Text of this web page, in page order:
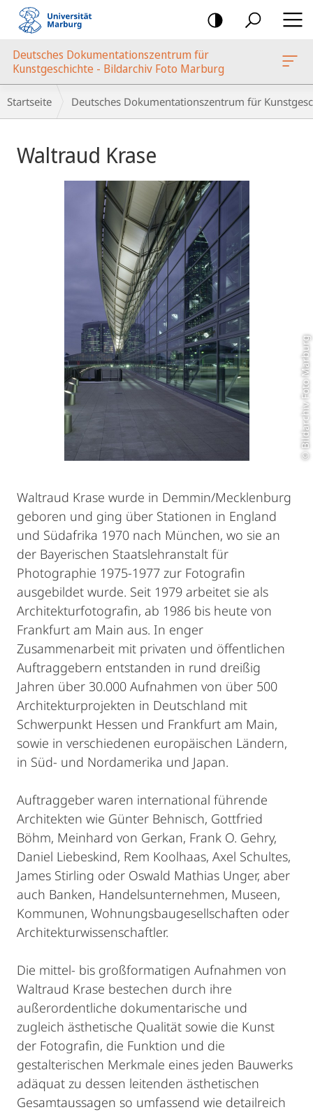
Mobile-
Navigation
Marburg
Deutsches Dokumentationszentrum für
Kunstgeschichte - Bildarchiv Foto Marburg
Breadcrumb-
Navigation
Startseite Deutsches Dokumentationszentrum für
Waltraud Krase
© Bildarchiv Foto Marburg
Waltraud Krase wurde in Demmin/Mecklenburg
geboren und ging über Stationen in England
und Südafrika 1970 nach München, wo sie an
der Bayerischen Staatslehranstalt für
Photographie 1975-1977 zur Fotografin
ausgebildet wurde. Seit 1979 arbeitet sie als
Architekturfotografin, ab 1986 bis heute von
Frankfurt am Main aus. In enger
Zusammenarbeit mit privaten und öffentlichen
Auftraggebern entstanden in rund dreißig
Jahren über 30.000 Aufnahmen von über 500
Architekturprojekten in Deutschland mit
Schwerpunkt Hessen und Frankfurt am Main,
sowie in verschiedenen europäischen Ländern,
in Süd- und Nordamerika und Japan.
Auftraggeber waren international führende
Architekten wie Günter Behnisch, Gottfried
Böhm, Meinhard von Gerkan, Frank O. Gehry,
Daniel Liebeskind, Rem Koolhaas, Axel Schultes,
James Stirling oder Oswald Mathias Unger, aber
auch Banken, Handelsunternehmen, Museen,
Kommunen, Wohnungsbaugesellschaften oder
Architekturwissenschaftler.
Die mittel- bis großformatigen Aufnahmen von
Waltraud Krase bestechen durch ihre
außerordentliche dokumentarische und
zugleich ästhetische Qualität sowie die Kunst
der Fotografin, die Funktion und die
gestalterischen Merkmale eines jeden Bauwerks
adäquat zu dessen leitenden ästhetischen
Gesamtaussagen so umfassend wie detailreich